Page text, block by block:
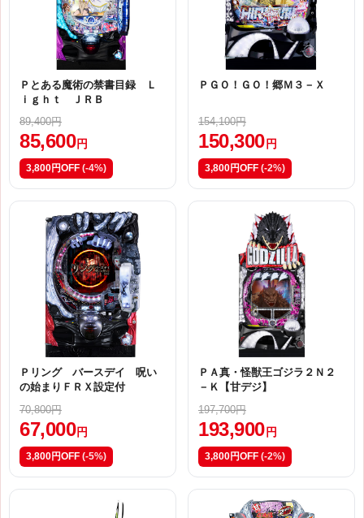
Ｐとある魔術の禁書目録 Ｌ
ｉｇｈｔ ＪＲＢ
89,400円
85,600 円
3,800円OFF (-4%)
ＰＧＯ！ＧＯ！郷Ｍ３－Ｘ
154,100円
150,300 円
3,800円OFF (-2%)
Ｐリング バースデイ 呪い
の始まりＦＲＸ設定付
70,800円
67,000 円
3,800円OFF (-5%)
ＰＡ真・怪獣王ゴジラ２Ｎ２
－Ｋ【甘デジ】
197,700円
193,900 円
3,800円OFF (-2%)